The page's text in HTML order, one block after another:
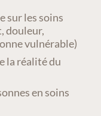
sur les soins
douleur,
vulnérable)
la réalité du
en soins